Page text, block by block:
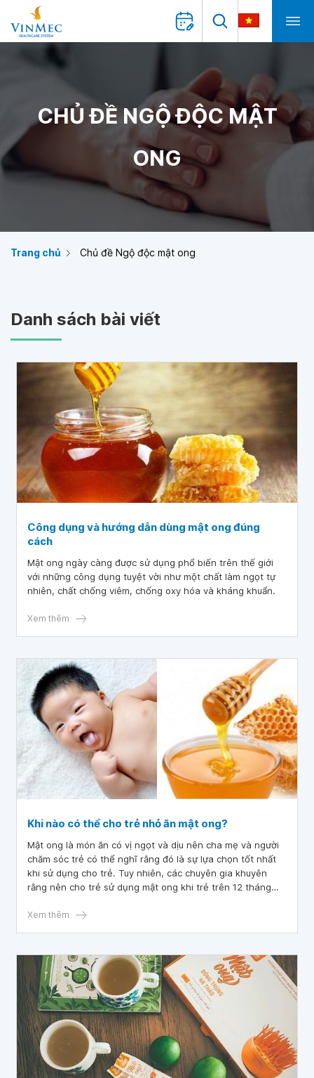
CHỦ ĐỀ NGỘ ĐỘC MẬT
ONG
Trang chủ Chủ đề Ngộ độc mật ong
Danh sách bài viết
Công dụng và hướng dẫn dùng mật ong đúng
cách
Mật ong ngày càng được sử dụng phổ biến trên thế giới
với những công dụng tuyệt vời như một chất làm ngọt tự
nhiên, chất chống viêm, chống oxy hóa và kháng khuẩn.
Xem thêm
Khi nào có thể cho trẻ nhỏ ăn mật ong?
Mật ong là món ăn có vị ngọt và dịu nên cha mẹ và người
chăm sóc trẻ có thể nghĩ rằng đó là sự lựa chọn tốt nhất
khi sử dụng cho trẻ. Tuy nhiên, các chuyên gia khuyên
rằng nên cho trẻ sử dụng mật ong khi trẻ trên 12 tháng
cung cấp thêm các thông tin về lợi ích cũng như rủi ro về
Xem thêm